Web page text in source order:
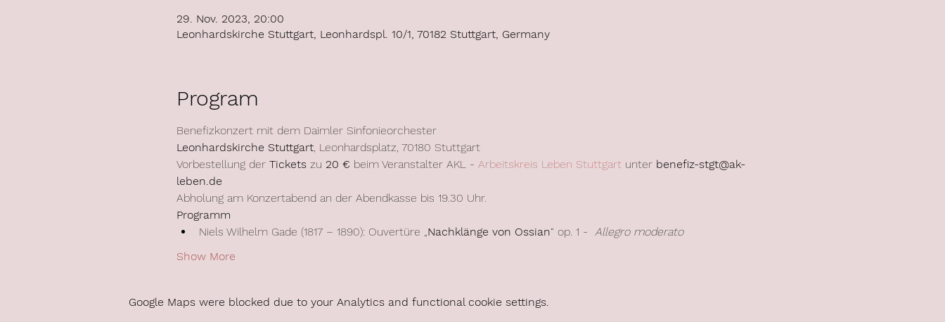
29. Nov. 2023, 20:00
Leonhardskirche Stuttgart, Leonhardspl. 10/1, 70182 Stuttgart, Germany
Program
Benefizkonzert mit dem Daimler Sinfonieorchester
Leonhardskirche Stuttgart, Leonhardsplatz, 70180 Stuttgart
Vorbestellung der Tickets zu 20 € beim Veranstalter AKL - Arbeitskreis Leben Stuttgart unter benefiz-stgt@ak-
leben.de
Abholung am Konzertabend an der Abendkasse bis 19.30 Uhr.
Programm
Niels Wilhelm Gade (1817 – 1890): Ouvertüre „Nachklänge von Ossian“ op. 1 - Allegro moderato
Show More
Google Maps were blocked due to your Analytics and functional cookie settings.